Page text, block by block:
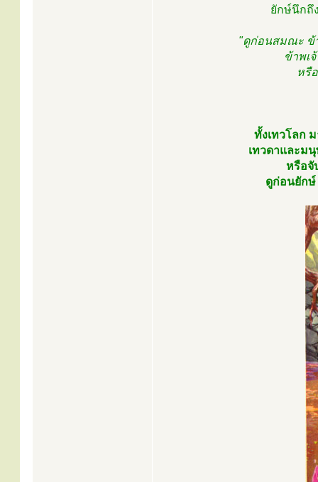
ยักษ์นึกถึ
"ดูก่อนสมณะ ข้
ข้าพเ
หรื
ทั้งเทวโลก
เทวดาและม
หรือจั
ดูก่อนยักษ์